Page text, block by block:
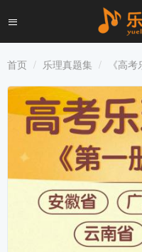
首页 乐理真题集 《高